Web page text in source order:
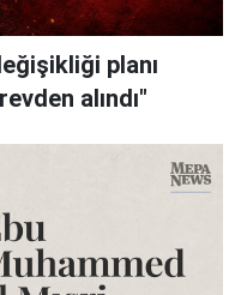
planı
alındı"